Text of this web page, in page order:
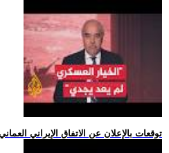
.. توقعات بالإعلان عن الاتفاق الإيراني